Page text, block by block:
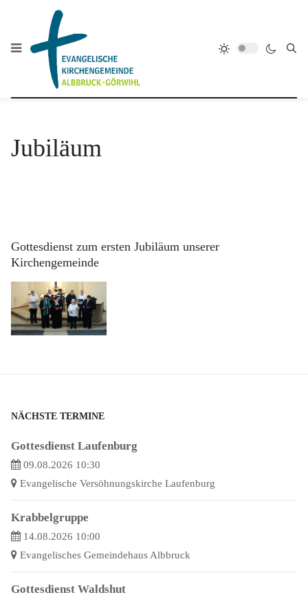
Jubiläum
Gottesdienst zum ersten Jubiläum unserer
Kirchengemeinde
NÄCHSTE TERMINE
Gottesdienst Laufenburg
09.08.2026 10:30
Evangelische Versöhnungskirche Laufenburg
Krabbelgruppe
14.08.2026 10:00
Evangelisches Gemeindehaus Albbruck
Gottesdienst Waldshut